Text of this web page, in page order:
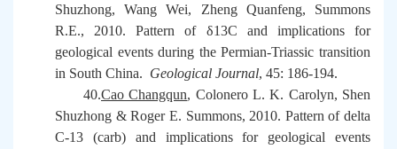
Shuzhong, Wang Wei, Zheng Quanfeng, Summons
R.E., 2010. Pattern of δ13C and implications for
geological events during the Permian-Triassic transition
in South China. Geological Journal, 45: 186-194.
40.Cao Changqun, Colonero L. K. Carolyn, Shen
Shuzhong & Roger E. Summons, 2010. Pattern of delta
C-13 (carb) and implications for geological events